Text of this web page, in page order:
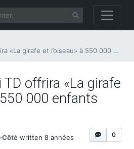
et l’oiseau» à 550 000 enfants canadiens
offrira «La girafe
000 enfants
0
Côté written 8 années